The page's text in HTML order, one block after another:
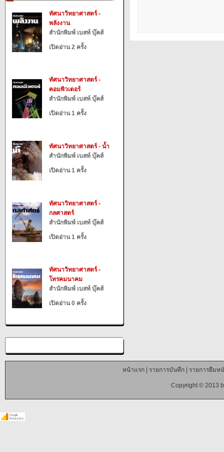
ทัศนาวิทยาศาสตร์ -
พลังงาน
สำนักพิมพ์ เบสท์ บุ๊คส์
เปิดอ่าน 2 ครั้ง
ทัศนาวิทยาศาสตร์ -
คอมพิวเตอร์
สำนักพิมพ์ เบสท์ บุ๊คส์
เปิดอ่าน 1 ครั้ง
ทัศนาวิทยาศาสตร์ - น้ำ
สำนักพิมพ์ เบสท์ บุ๊คส์
เปิดอ่าน 1 ครั้ง
ทัศนาวิทยาศาสตร์ -
กลศาสตร์
สำนักพิมพ์ เบสท์ บุ๊คส์
เปิดอ่าน 1 ครั้ง
ทัศนาวิทยาศาสตร์ -
โทรคมนาคม
สำนักพิมพ์ เบสท์ บุ๊คส์
เปิดอ่าน 0 ครั้ง
หน้าแรก| รายการบันทึก| รายการยืมห
Copyright © 2013